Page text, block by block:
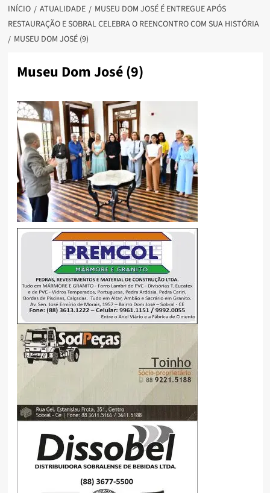
INÍCIO ATUALIDADE
MUSEU DOM JOSÉ É ENTREGUE APÓS
RESTAURAÇÃO E SOBRAL CELEBRA O REENCONTRO COM SUA HISTÓRIA
MUSEU DOM JOSÉ (9)
Museu Dom José (9)